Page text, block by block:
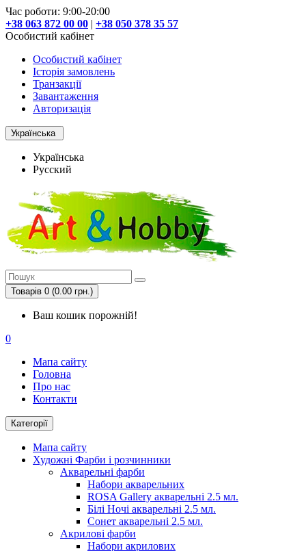
Час роботи: 9:00-20:00
+38 063 872 00 00 | +38 050 378 35 57
Особистий кабінет
Особистий кабінет
Історія замовлень
Транзакції
Завантаження
Авторизація
Українська
Українська
Русский
Товарів 0 (0.00 грн.)
Ваш кошик порожній!
0
Мапа сайту
Головна
Про нас
Контакти
Категорії
Мапа сайту
Художні Фарби і розчинники
Акварельні фарби
Набори акварельних
ROSA Gallery акварельні 2.5 мл.
Білі Ночі акварельні 2.5 мл.
Сонет акварельні 2.5 мл.
Акрилові фарби
Набори акрилових